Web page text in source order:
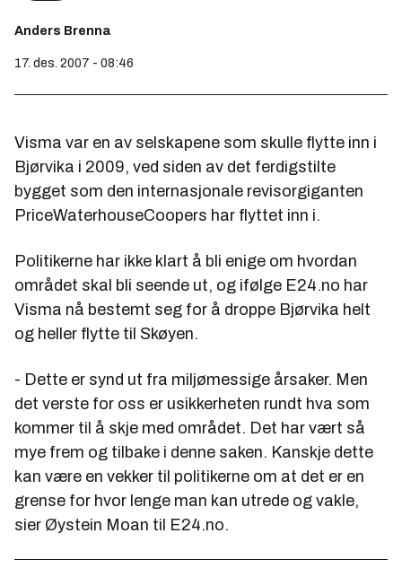
Anders Brenna
17. des. 2007 - 08:46
Visma var en av selskapene som skulle flytte inn i
Bjørvika i 2009, ved siden av det ferdigstilte
bygget som den internasjonale revisorgiganten
PriceWaterhouseCoopers har flyttet inn i.
Politikerne har ikke klart å bli enige om hvordan
området skal bli seende ut, og ifølge E24.no har
Visma nå bestemt seg for å droppe Bjørvika helt
og heller flytte til Skøyen.
- Dette er synd ut fra miljømessige årsaker. Men
det verste for oss er usikkerheten rundt hva som
kommer til å skje med området. Det har vært så
mye frem og tilbake i denne saken. Kanskje dette
kan være en vekker til politikerne om at det er en
grense for hvor lenge man kan utrede og vakle,
sier Øystein Moan til E24.no.